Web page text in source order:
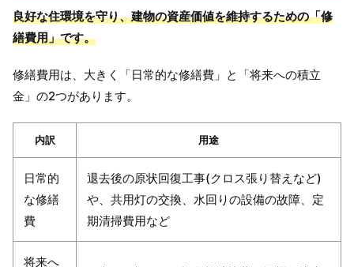
良好な住環境を守り、建物の資産価値を維持するための「修
繕費用」です。
修繕費用は、大きく「日常的な修繕費」と「将来への積立
金」の2つがあります。
内訳 用途
日常的
な修繕
費
退去後の原状回復工事(クロス張り替えなど)
や、共用灯の交換、水回りの設備の故障、定
期清掃費用など
将来へ